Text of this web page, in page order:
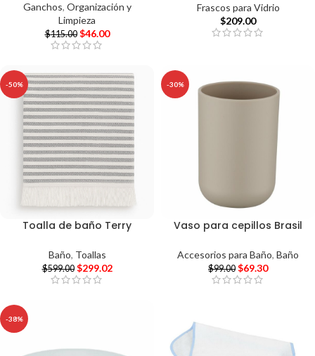
Ganchos, Organización y
Limpieza
$115.00 $46.00
Frascos para Vidrio
$209.00
-50%
Toalla de baño Terry
Baño, Toallas
$599.00 $299.02
-30%
Vaso para cepillos Brasil
Accesorios para Baño, Baño
$99.00 $69.30
-38%